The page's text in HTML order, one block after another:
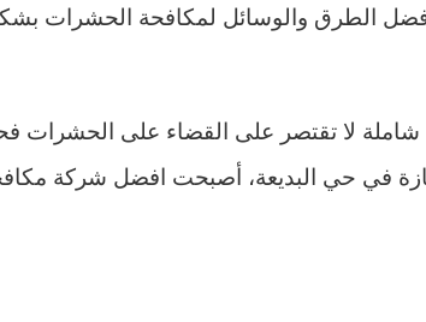
الطرق والوسائل لمكافحة الحشرات
شاملة لا تقتصر على القضاء على
في حي البديعة، أصبحت افضل شركة